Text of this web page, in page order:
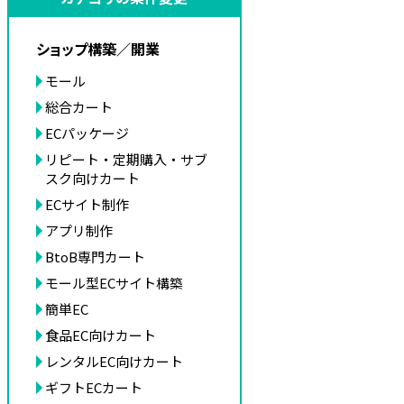
ショップ構築／開業
モール
総合カート
ECパッケージ
リピート・定期購入・サブ
スク向けカート
ECサイト制作
アプリ制作
BtoB専門カート
モール型ECサイト構築
簡単EC
食品EC向けカート
レンタルEC向けカート
ギフトECカート